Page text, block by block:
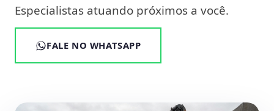
Especialistas atuando próximos a você.
FALE NO WHATSAPP